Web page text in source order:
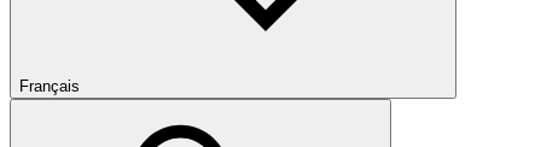
Français